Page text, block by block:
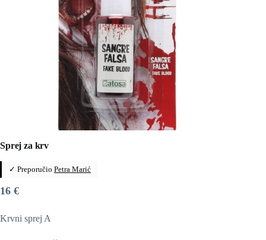
Sprej za krv
✓ Preporučio Petra Marić
16 €
Krvni sprej A